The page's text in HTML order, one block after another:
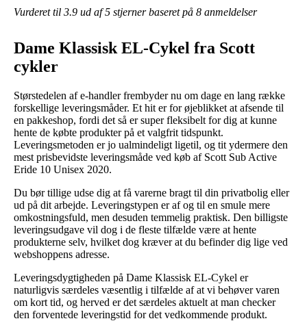
Vurderet til 3.9 ud af 5 stjerner baseret på 8 anmeldelser
Dame Klassisk EL-Cykel fra Scott
cykler
Størstedelen af e-handler frembyder nu om dage en lang række
forskellige leveringsmåder. Et hit er for øjeblikket at afsende til
en pakkeshop, fordi det så er super fleksibelt for dig at kunne
hente de købte produkter på et valgfrit tidspunkt.
Leveringsmetoden er jo ualmindeligt ligetil, og tit ydermere den
mest prisbevidste leveringsmåde ved køb af Scott Sub Active
Eride 10 Unisex 2020.
Du bør tillige udse dig at få varerne bragt til din privatbolig eller
ud på dit arbejde. Leveringstypen er af og til en smule mere
omkostningsfuld, men desuden temmelig praktisk. Den billigste
leveringsudgave vil dog i de fleste tilfælde være at hente
produkterne selv, hvilket dog kræver at du befinder dig lige ved
webshoppens adresse.
Leveringsdygtigheden på Dame Klassisk EL-Cykel er
naturligvis særdeles væsentlig i tilfælde af at vi behøver varen
om kort tid, og herved er det særdeles aktuelt at man checker
den forventede leveringstid for det vedkommende produkt.